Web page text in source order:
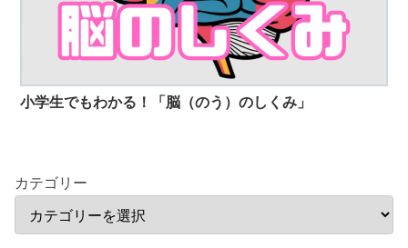
小学生でもわかる！「脳（のう）のしくみ」
カテゴリー